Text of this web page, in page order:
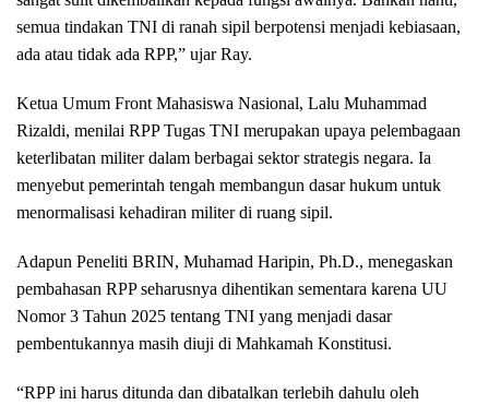
semua tindakan TNI di ranah sipil berpotensi menjadi kebiasaan,
ada atau tidak ada RPP,” ujar Ray.
Ketua Umum Front Mahasiswa Nasional, Lalu Muhammad
Rizaldi, menilai RPP Tugas TNI merupakan upaya pelembagaan
keterlibatan militer dalam berbagai sektor strategis negara. Ia
menyebut pemerintah tengah membangun dasar hukum untuk
menormalisasi kehadiran militer di ruang sipil.
Adapun Peneliti BRIN, Muhamad Haripin, Ph.D., menegaskan
pembahasan RPP seharusnya dihentikan sementara karena UU
Nomor 3 Tahun 2025 tentang TNI yang menjadi dasar
pembentukannya masih diuji di Mahkamah Konstitusi.
“RPP ini harus ditunda dan dibatalkan terlebih dahulu oleh